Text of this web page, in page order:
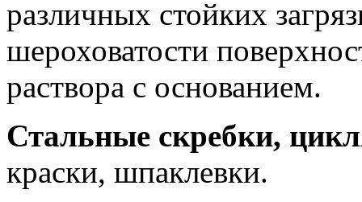
различных стойких
шероховатости
раствора с основанием.
Стальные скребки,
краски, шпаклевки.